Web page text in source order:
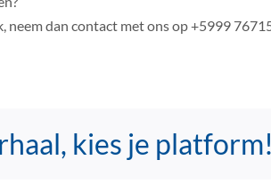
neem dan contact met ons op +5999
kies je platform!